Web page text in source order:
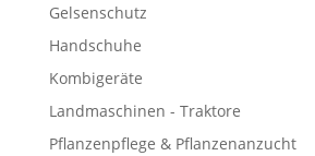
Gelsenschutz
Handschuhe
Kombigeräte
Landmaschinen - Traktore
Pflanzenpflege & Pflanzenanzucht